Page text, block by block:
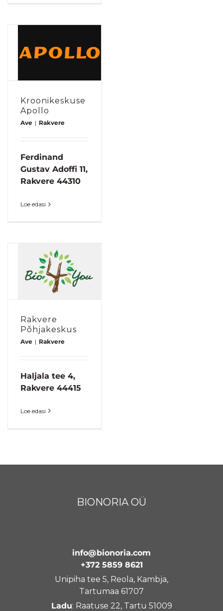
Kroonikeskuse
Apollo
Ave | Rakvere
Ferdinand
Gustav Adoffi 11,
Rakvere 44310
Loe edasi
Rakvere
Põhjakeskus
Ave | Rakvere
Haljala tee 4,
Rakvere 44415
Loe edasi
BIONORIA OÜ
info@bionoria.com
+372 5859 8621
Unipiha tee 5, Reola, Kambja,
Tartumaa 61707
Ladu: Raatuse 22, Tartu 51009